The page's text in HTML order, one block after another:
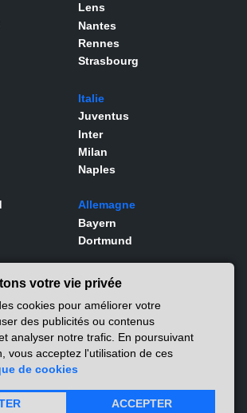
Lens
Nantes
Rennes
Strasbourg
Italie
Juventus
Inter
Milan
Naples
Allemagne
Bayern
Dortmund
Joueurs
Lamine Yamal
Rodrygo
Vinicius Jr
Matthis Abline
votre vie privée
cookies pour améliorer votre
des publicités ou contenus
analyser notre trafic. En poursuivant
vous acceptez l'utilisation de ces
de cookies
ACCEPTER